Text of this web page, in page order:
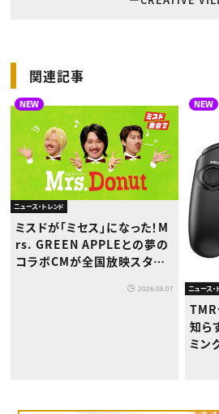
関連記事
NEW
ニュース・トレンド
ミスドが「ミセス」になった！M
rs. GREEN APPLEとの夢の
コラボCMが全国放映スター
2026.08.07
NEW
ニュース・
TMR
知
ミン